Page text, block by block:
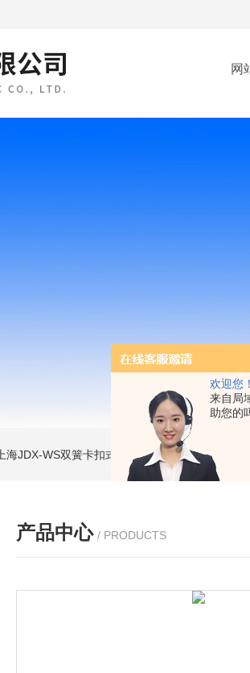
欢迎您！
来自局
助您的
网
上海JDX-WS双簧卡扣式接地棒 JDX-WL圆口螺旋
产品中心 / PRODUCTS